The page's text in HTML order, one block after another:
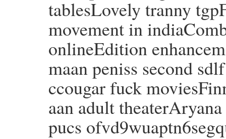
tablesLovely tranny
movement in
onlineEdition
maan peniss second
ccougar fuck
aan adult
pucs